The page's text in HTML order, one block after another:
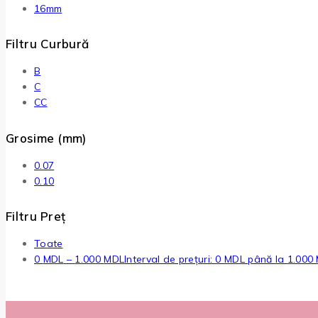
16mm
Filtru Curbură
B
C
CC
Grosime (mm)
0.07
0.10
Filtru Preț
Toate
0 MDL – 1.000MDLInterval de prețuri: 0 MDL până la 1.000